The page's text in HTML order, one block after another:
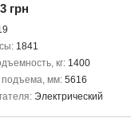
грн
1841
кг 1400
подъема, мм 5616
Электрический